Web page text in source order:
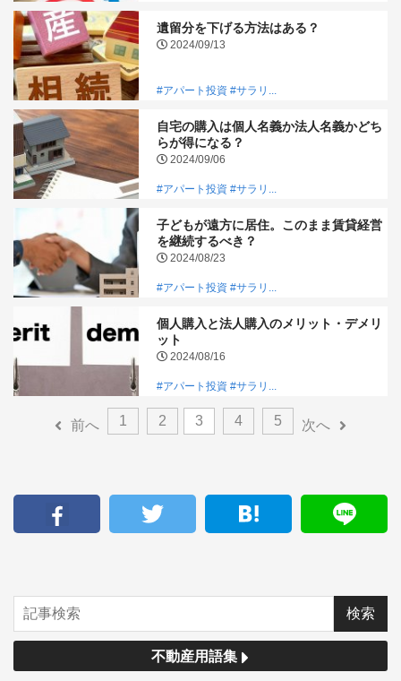
遺留分を下げる方法はある？
2024/09/13
#アパート投資 #サラリ...
自宅の購入は個人名義か法人名義かどち
らが得になる？
2024/09/06
#アパート投資 #サラリ...
子どもが遠方に居住。このまま賃貸経営
を継続するべき？
2024/08/23
#アパート投資 #サラリ...
個人購入と法人購入のメリット・デメリ
ット
2024/08/16
#アパート投資 #サラリ...
前へ 1 2 3 4 5 次へ
不動産用語集